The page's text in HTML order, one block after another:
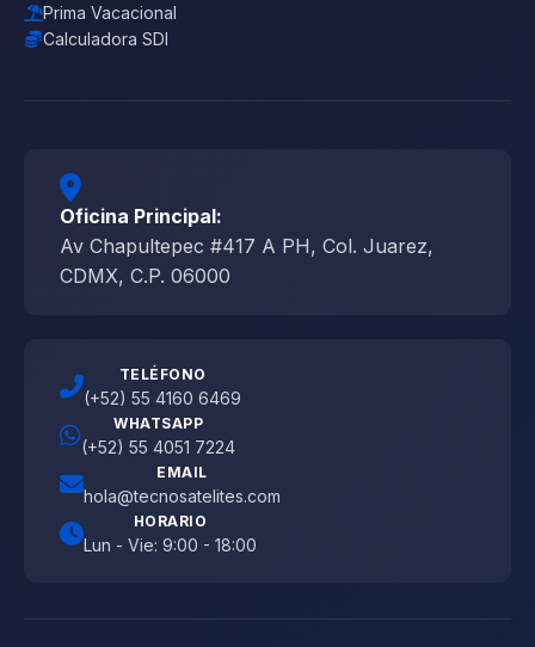
Prima Vacacional
Calculadora SDI
Oficina Principal:
Av Chapultepec #417 A PH, Col. Juarez,
CDMX, C.P. 06000
TELÉFONO
(+52) 55 4160 6469
WHATSAPP
(+52) 55 4051 7224
EMAIL
hola@tecnosatelites.com
HORARIO
Lun - Vie: 9:00 - 18:00